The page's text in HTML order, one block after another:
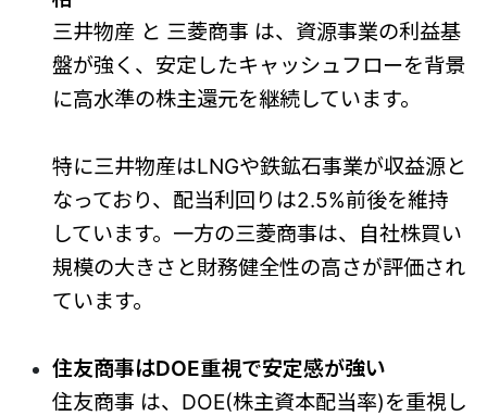
三井物産 と 三菱商事 は、資源事業の利益基
盤が強く、安定したキャッシュフローを背景
に高水準の株主還元を継続しています。
特に三井物産はLNGや鉄鉱石事業が収益源と
なっており、配当利回りは2.5%前後を維持
しています。一方の三菱商事は、自社株買い
規模の大きさと財務健全性の高さが評価され
ています。
住友商事はDOE重視で安定感が強い
住友商事 は、DOE(株主資本配当率)を重視し